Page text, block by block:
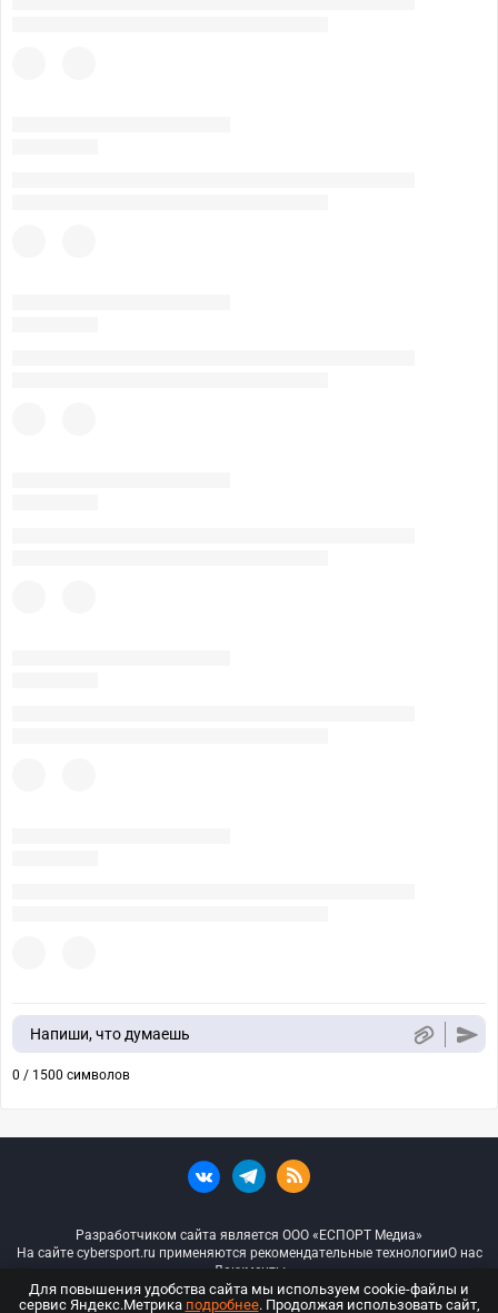
Напиши, что думаешь
0 / 1500 символов
Разработчиком сайта является ООО «ЕСПОРТ Медиа»
На сайте cybersport.ru применяются рекомендательные технологииО нас
Документы
© ООО «Киберспорт.ру» — Все права защищены
Для повышения удобства сайта мы используем cookie-файлы и
сервис Яндекс.Метрика подробнее. Продолжая использовать сайт,